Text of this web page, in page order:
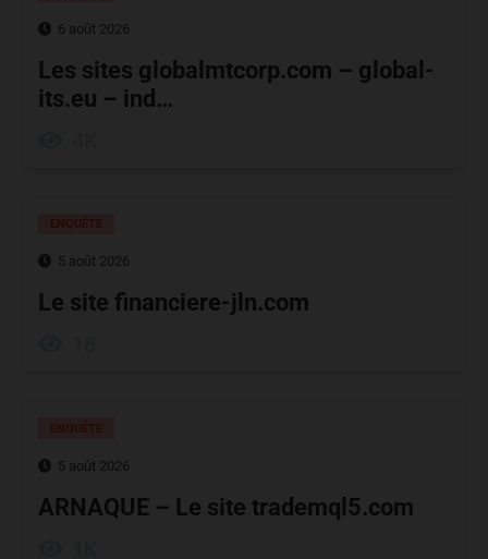
6 août 2026
Les sites globalmtcorp.com – global-
its.eu – ind…
5 août 2026
Le site financiere-jln.com
5 août 2026
ARNAQUE – Le site trademql5.com